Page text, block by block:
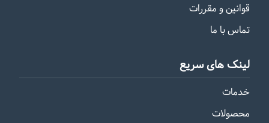
قوانین و مقررات
تماس با ما
لینک های سریع
خدمات
محصولات